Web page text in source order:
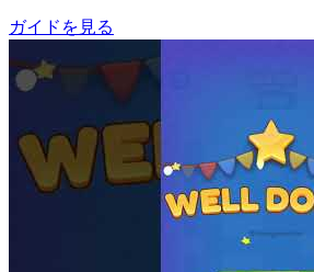
ガイドを見る